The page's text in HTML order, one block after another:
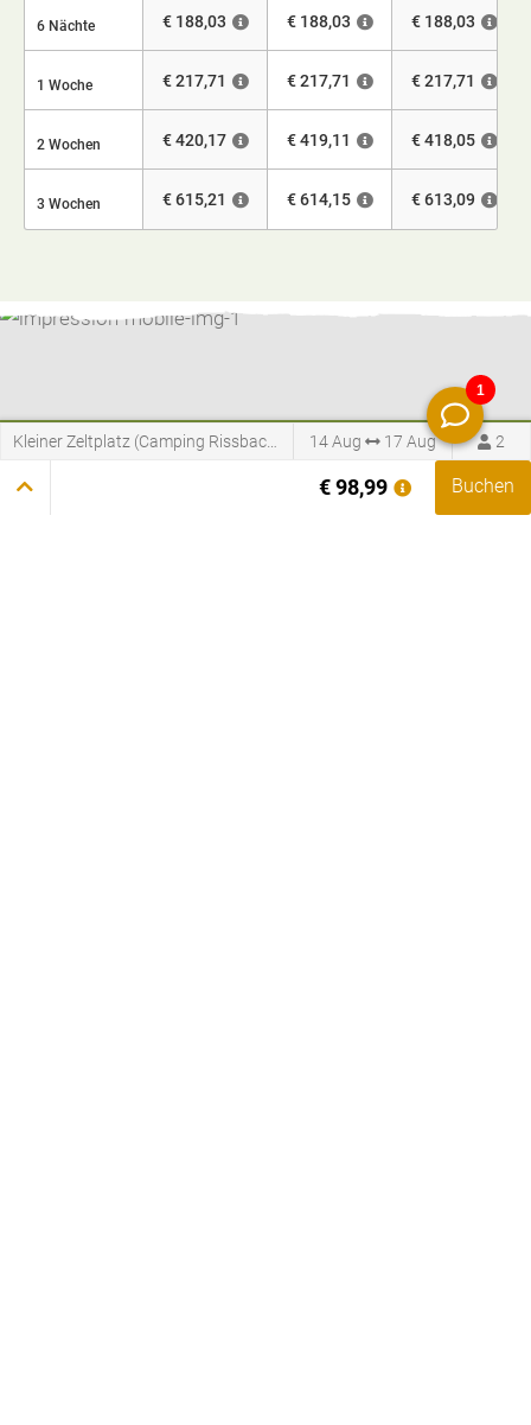
6 Nächte
1 Woche
2 Wochen
3 Wochen
€ 188,03 € 188,03 € 188,03
€ 217,71 € 217,71 € 217,71
€ 420,17 € 419,11 € 418,05
€ 615,21 € 614,15 € 613,09
Campingplatz Rissbach
14 Aug 17 Aug 2
€ 98,99 Buchen